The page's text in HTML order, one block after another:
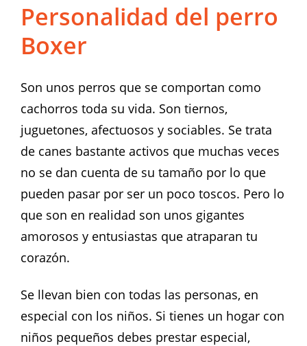
Personalidad del perro
Boxer
Son unos perros que se comportan como
cachorros toda su vida. Son tiernos,
juguetones, afectuosos y sociables. Se trata
de canes bastante activos que muchas veces
no se dan cuenta de su tamaño por lo que
pueden pasar por ser un poco toscos. Pero lo
que son en realidad son unos gigantes
amorosos y entusiastas que atraparan tu
corazón.
Se llevan bien con todas las personas, en
especial con los niños. Si tienes un hogar con
niños pequeños debes prestar especial,